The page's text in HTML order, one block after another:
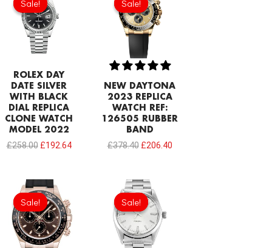
Sale!
Sale!
ROLEX DAY
DATE SILVER
WITH BLACK
DIAL REPLICA
CLONE WATCH
MODEL 2022
£258.00
was:
£258.00.
£192.64
Sale!
Sale!
NEW DAYTONA
2023 REPLICA
WATCH REF:
126505 RUBBER
BAND
£378.40
was:
£378.40.
£206.40
Sale!
Sale!
Original
price
was:
£258.00.£192.64.
Sale!
Sale!
Original
price
was:
£258.00.